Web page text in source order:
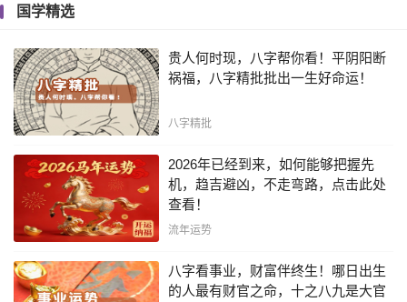
国学精选
贵人何时现，八字帮你看！平阴阳断
祸福，八字精批批出一生好命运！
八字精批
2026年已经到来，如何能够把握先
机，趋吉避凶，不走弯路，点击此处
查看！
流年运势
八字看事业，财富伴终生！哪日出生
的人最有财官之命，十之八九是大官